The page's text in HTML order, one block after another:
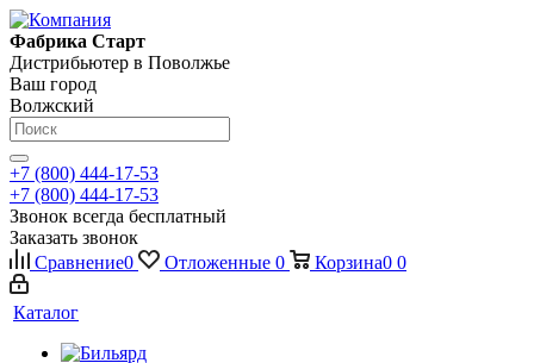
Фабрика Старт
Дистрибьютер в Поволжье
Ваш город
Волжский
+7 (800) 444-17-53
+7 (800) 444-17-53
Звонок всегда бесплатный
Заказать звонок
Сравнение0 Отложенные 0 Корзина0 0
Каталог